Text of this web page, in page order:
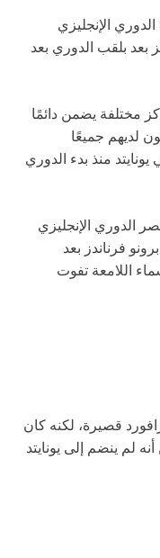
الإنجليزي
بعد بلقب الدوري بعد
مختلفة يضمن دائمًا
لديهم جميعًا
منذ بدء الدوري
قصيرة، لكنه كان
لم ينضم إلى يونايتد